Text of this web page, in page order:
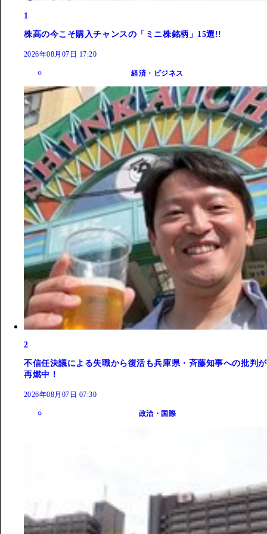
1
株高の今こそ購入チャンスの「ミニ株銘柄」15選!!
2026年08月07日 17:20
経済・ビジネス
2
不信任決議による失職から復活も兵庫県・斉藤知事への批判が
再燃中！
2026年08月07日 07:30
政治・国際